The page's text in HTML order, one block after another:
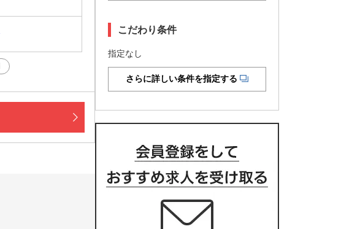
こだわり条件
指定なし
さらに詳しい条件を指定する